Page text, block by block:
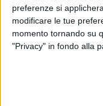
preferenze si
modificare le tue
momento tornando su
"Privacy" in fondo alla
Incoterms
luogo di
merce